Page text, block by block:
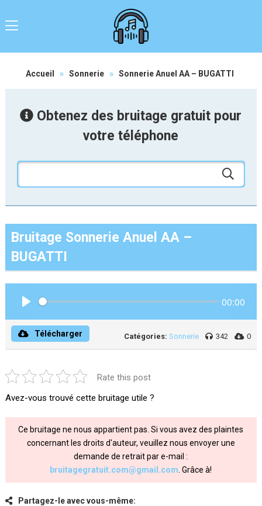
Accueil » Sonnerie » Sonnerie Anuel AA – BUGATTI
Obtenez des bruitage gratuit pour
votre téléphone
Bruitage Sonnerie Anuel AA –
BUGATTI
00:00
Télécharger Catégories: Sonnerie 342 0
Rate this post
Avez-vous trouvé cette bruitage utile ?
Ce bruitage ne nous appartient pas. Si vous avez des plaintes
concernant les droits d'auteur, veuillez nous envoyer une
demande de retrait par e-mail :
bruitagegratuit.com@gmail.com . Grâce à!
Partagez-le avec vous-même: